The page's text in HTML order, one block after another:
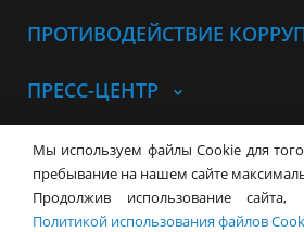
ПРОТИВОДЕЙСТВИЕ
ПРЕСС-ЦЕНТР
© Совет депутатов города
НовосибирскаКонтакты Карта
630099, г. Новосибирск,
Мы используем файлы Cookie для
пребывание на нашем сайте
Продолжив использование
Политикой использования файлов